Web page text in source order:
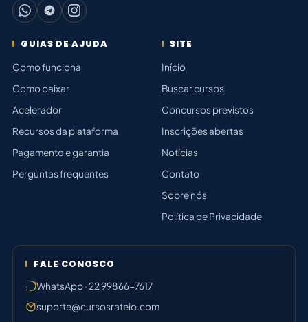
GUIAS DE AJUDA
Como funciona
Como baixar
Acelerador
Recursos da plataforma
Pagamento e garantia
Perguntas frequentes
SITE
Início
Buscar cursos
Concursos previstos
Inscrições abertas
Notícias
Contato
Sobre nós
Política de Privacidade
FALE CONOSCO
WhatsApp · 22 99866-7617
suporte@cursosrateio.com